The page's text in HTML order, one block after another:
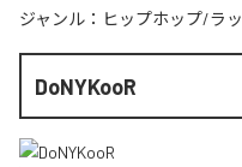
ジャンル： ヒップホップ/ラ
DoNYKooR